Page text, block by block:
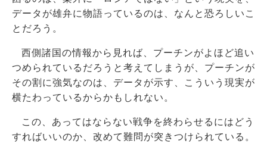
データが雄弁に物語っているのは、なんと恐ろしいこ
とだろう。
西側諸国の情報から見れば、プーチンがよほど追い
つめられているだろうと考えてしまうが、プーチンが
その割に強気なのは、データが示す、こういう現実が
横たわっているからかもしれない。
この、あってはならない戦争を終わらせるにはどう
すればいいのか、改めて難問が突きつけられている。